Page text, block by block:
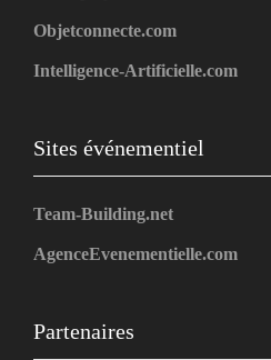
Objetconnecte.com
Intelligence-Artificielle.com
Sites événementiel
Team-Building.net
AgenceEvenementielle.com
Partenaires